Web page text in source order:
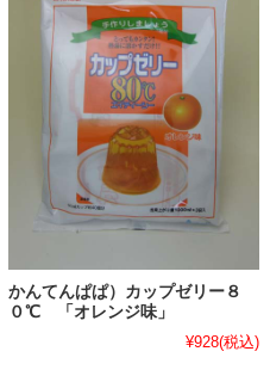
かんてんぱぱ）カップゼリー８
０℃ 「オレンジ味」
¥928(税込)